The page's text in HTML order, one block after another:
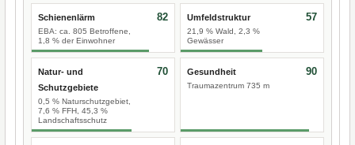
Schienenlärm
EBA: ca. 805 Betroffene,
1,8 % der Einwohner
82 Umfeldstruktur
21,9 % Wald, 2,3 %
Gewässer
57
Natur- und
Schutzgebiete
0,5 % Naturschutzgebiet,
7,6 % FFH, 45,3 %
Landschaftsschutz
70 Gesundheit
Traumazentrum 735 m
90